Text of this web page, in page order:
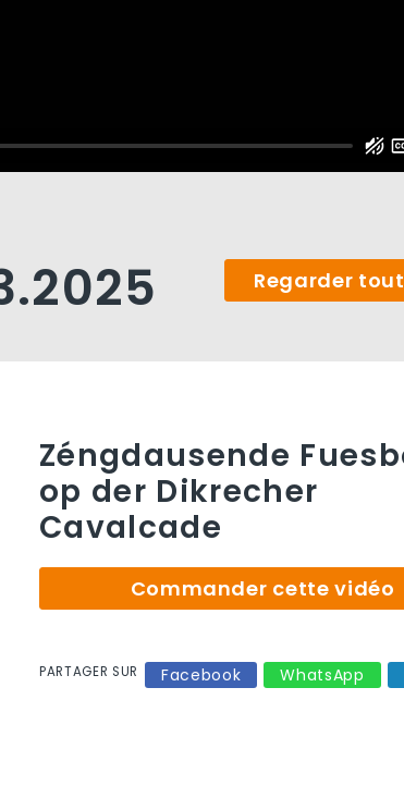
Regarder
Zéngdausende
op der Dikrecher
Cavalcade
Commander cette vidéo
PARTAGER SUR Facebook WhatsApp